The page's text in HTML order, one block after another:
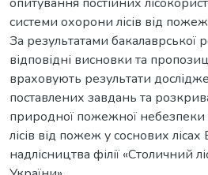
системи охорони лісів від
За результатами бакалаврської
відповідні висновки та
враховують результати
поставлених завдань та
природної пожежної небезпеки
лісів від пожеж у соснових
надлісництва філії «Столичний